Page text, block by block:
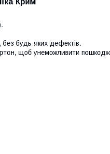
Крим
без будь-яких дефектів.
щоб унеможливити